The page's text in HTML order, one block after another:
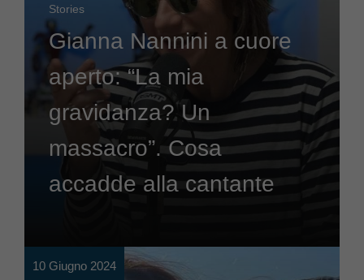
Stories
Gianna Nannini a cuore
aperto: “La mia
gravidanza? Un
massacro”. Cosa
accadde alla cantante
10 Giugno 2024